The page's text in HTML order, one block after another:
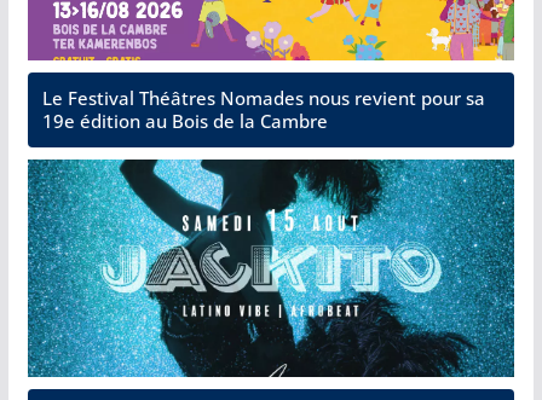
Le Festival Théâtres Nomades nous revient pour sa
19e édition au Bois de la Cambre